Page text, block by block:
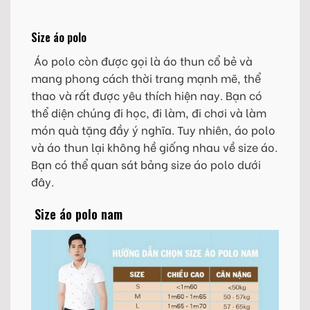
Size áo polo
Áo polo còn được gọi là áo thun cổ bẻ và
mang phong cách thời trang mạnh mẽ, thể
thao và rất được yêu thích hiện nay. Bạn có
thể diện chúng đi học, đi làm, đi chơi và làm
món quà tặng đầy ý nghĩa. Tuy nhiên, áo polo
và áo thun lại không hề giống nhau về size áo.
Bạn có thể quan sát bảng size áo polo dưới
đây.
Size áo polo nam